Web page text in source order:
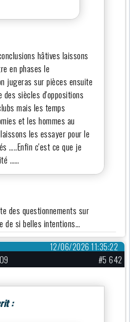
hâtives laissons
en phases le
jugeras sur pièces ensuite
des siècles d'oppositions
mais les temps
et les hommes au
les essayer pour le
…..Enfin c'est ce que je
……
des questionnements sur
de si belles intentions…
12/06/2026 11:35:22
#5 642
: